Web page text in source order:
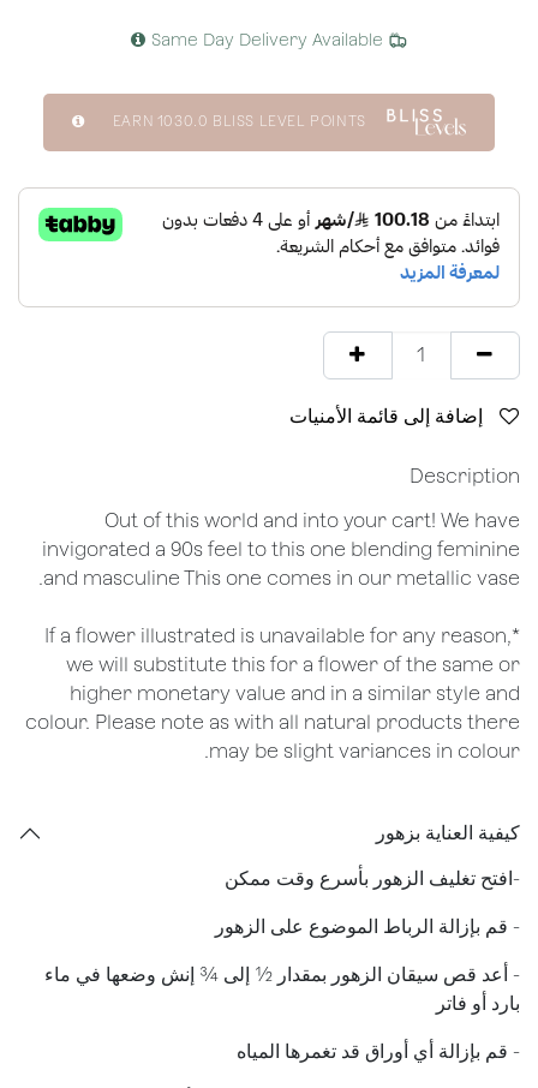
Same Day Delivery Available
EARN1030.0 BLISS LEVEL POINTS
Description
Out of this world and into your cart! We have
invigorated a 90s feel to this one blending feminine
and masculine This one comes in our metallic vase.
*If a flower illustrated is unavailable for any reason,
we will substitute this for a flower of the same or
higher monetary value and in a similar style and
colour. Please note as with all natural products there
may be slight variances in colour.
كيفية العناية بزهور
​-افتح تغليف الزهور بأسرع وقت ممكن
- قم بإزالة الرباط الموضوع على الزهور
​- أعد قص سيقان الزهور بمقدار ½ إلى ¾ إنش وضعها في ماء
بارد أو فاتر
- قم بإزالة أي أوراق قد تغمرها المياه